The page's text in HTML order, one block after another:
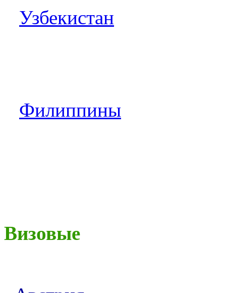
Узбекистан
Филиппины
Визовые